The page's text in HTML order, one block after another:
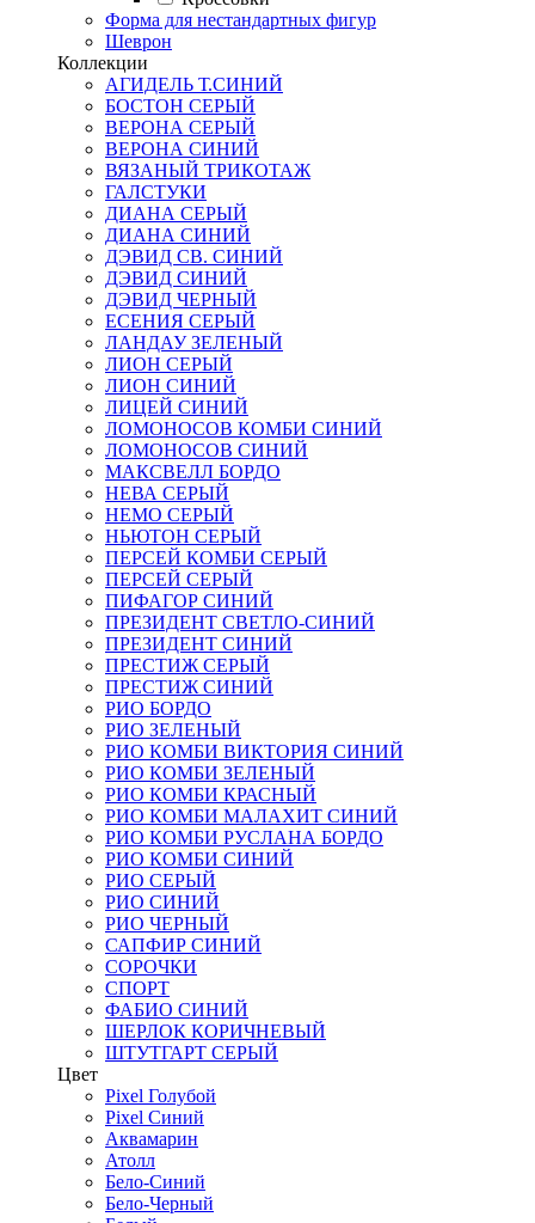
Форма для нестандартных фигур
Шеврон
Коллекции
АГИДЕЛЬ Т.СИНИЙ
БОСТОН СЕРЫЙ
ВЕРОНА СЕРЫЙ
ВЕРОНА СИНИЙ
ВЯЗАНЫЙ ТРИКОТАЖ
ГАЛСТУКИ
ДИАНА СЕРЫЙ
ДИАНА СИНИЙ
ДЭВИД СВ. СИНИЙ
ДЭВИД СИНИЙ
ДЭВИД ЧЕРНЫЙ
ЕСЕНИЯ СЕРЫЙ
ЛАНДАУ ЗЕЛЕНЫЙ
ЛИОН СЕРЫЙ
ЛИОН СИНИЙ
ЛИЦЕЙ СИНИЙ
ЛОМОНОСОВ КОМБИ СИНИЙ
ЛОМОНОСОВ СИНИЙ
МАКСВЕЛЛ БОРДО
НЕВА СЕРЫЙ
НЕМО СЕРЫЙ
НЬЮТОН СЕРЫЙ
ПЕРСЕЙ КОМБИ СЕРЫЙ
ПЕРСЕЙ СЕРЫЙ
ПИФАГОР СИНИЙ
ПРЕЗИДЕНТ СВЕТЛО-СИНИЙ
ПРЕЗИДЕНТ СИНИЙ
ПРЕСТИЖ СЕРЫЙ
ПРЕСТИЖ СИНИЙ
РИО БОРДО
РИО ЗЕЛЕНЫЙ
РИО КОМБИ ВИКТОРИЯ СИНИЙ
РИО КОМБИ ЗЕЛЕНЫЙ
РИО КОМБИ КРАСНЫЙ
РИО КОМБИ МАЛАХИТ СИНИЙ
РИО КОМБИ РУСЛАНА БОРДО
РИО КОМБИ СИНИЙ
РИО СЕРЫЙ
РИО СИНИЙ
РИО ЧЕРНЫЙ
САПФИР СИНИЙ
СОРОЧКИ
СПОРТ
ФАБИО СИНИЙ
ШЕРЛОК КОРИЧНЕВЫЙ
ШТУТГАРТ СЕРЫЙ
Цвет
Pixel Голубой
Pixel Синий
Аквамарин
Атолл
Бело-Синий
Бело-Черный